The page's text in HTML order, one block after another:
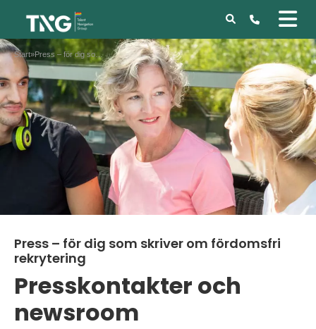
Start» Press – för dig som skriver om fördomsfri rekrytering
Press – för dig som skriver om fördomsfri
rekrytering
Presskontakter och
newsroom